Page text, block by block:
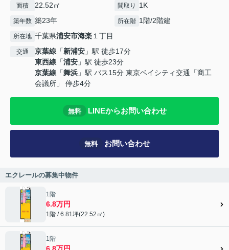
面積 22.52㎡ 間取り 1K
築年数 築23年 所在階 1階/2階建
所在地 千葉県浦安市海楽 １丁目
交通 京葉線 「新浦安 」駅 徒歩17分
東西線 「浦安 」駅 徒歩23分
京葉線 「舞浜 」駅 バス15分 東京ベイシティ交通「商工
会議所」 停歩4分
無料 LINEからお問い合わせ
無料 お問い合わせ
エクレールの募集中物件
1階
6.8万円
1階 / 6.81坪(22.52㎡)
1階